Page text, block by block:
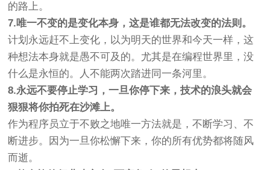
的路上。
7.唯一不变的是变化本身，这是谁都无法改变的法则。
计划永远赶不上变化，以为明天的世界和今天一样，这
种想法本身就是愚不可及的。尤其是在编程世界里，没
什么是永恒的。人不能两次踏进同一条河里。
8.永远不要停止学习，一旦你停下来，技术的浪头就会
狠狠将你拍死在沙滩上。
作为程序员立于不败之地唯一方法就是，不断学习、不
断进步。因为一旦你松懈下来，你的所有优势都将随风
而逝。